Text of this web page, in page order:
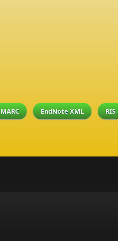
MARC EndNote XML RIS